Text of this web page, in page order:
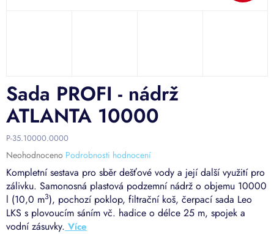
Kompletní sestava pro sběr dešťové vody a její další využití pro
zálivku. Samonosná plastová podzemní nádrž o objemu 10000
l (10,0 m3), pochozí poklop, filtrační koš, čerpací sada Leo
LKS s plovoucím sáním vč. hadice o délce 25 m, spojek a
vodní zásuvky.
Sada PROFI - nádrž
ATLANTA 10000
P-35.10000.0000
Průměrné
hodnocení
produktu
je
0,0
z
5
Neohodnoceno Podrobnosti hodnocení